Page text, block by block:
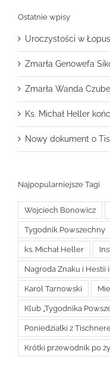
Ostatnie wpisy
Uroczystości w
Zmarła Genowefa
Zmarła Wanda
Ks. Michał Heller
Nowy dokument o
Najpopularniejsze Tagi
Wojciech Bonowicz
Tygodnik Powszechny
ks. Michał Heller
Nagroda Znaku i Hestii
Karol Tarnowski
Klub „Tygodnika
Poniedziałki z
Krótki przewodnik po